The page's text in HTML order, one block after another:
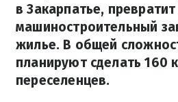
в Закарпатье,
машиностроительный
жилье. В общей
планируют сделать 160
переселенцев.